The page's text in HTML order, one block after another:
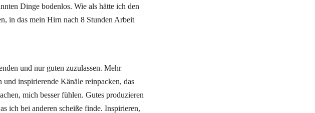
Dinge bodenlos. Wie als hätte ich den
in das mein Hirn nach 8 Stunden Arbeit
und nur guten zuzulassen. Mehr
inspirierende Känäle reinpacken, das
mich besser fühlen. Gutes produzieren
ich bei anderen scheiße finde. Inspirieren,